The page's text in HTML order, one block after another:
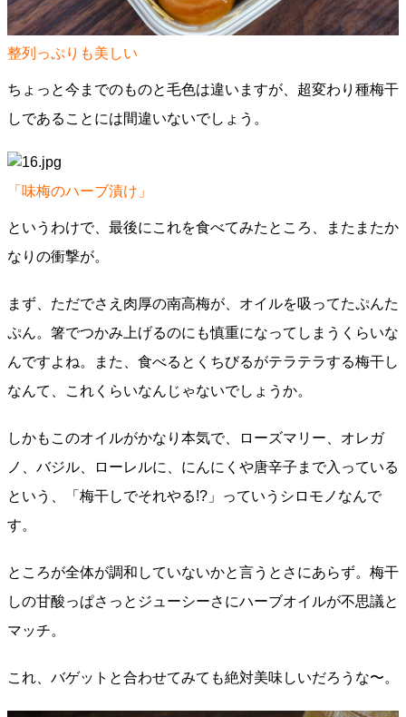
整列っぷりも美しい
ちょっと今までのものと毛色は違いますが、超変わり種梅干
しであることには間違いないでしょう。
「味梅のハーブ漬け」
というわけで、最後にこれを食べてみたところ、またまたか
なりの衝撃が。
まず、ただでさえ肉厚の南高梅が、オイルを吸ってたぷんた
ぷん。箸でつかみ上げるのにも慎重になってしまうくらいな
んですよね。また、食べるとくちびるがテラテラする梅干し
なんて、これくらいなんじゃないでしょうか。
しかもこのオイルがかなり本気で、ローズマリー、オレガ
ノ、バジル、ローレルに、にんにくや唐辛子まで入っている
という、「梅干しでそれやる!?」っていうシロモノなんで
す。
ところが全体が調和していないかと言うとさにあらず。梅干
しの甘酸っぱさっとジューシーさにハーブオイルが不思議と
マッチ。
これ、バゲットと合わせてみても絶対美味しいだろうな〜。